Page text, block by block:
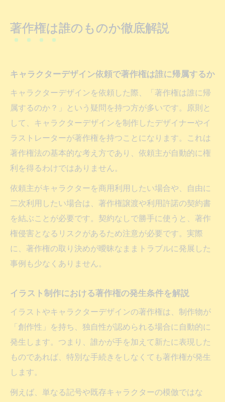
著作権は誰のものか徹底解説
キャラクターデザイン依頼で著作権は誰に帰属するか
キャラクターデザインを依頼した際、「著作権は誰に帰
属するのか？」という疑問を持つ方が多いです。原則と
して、キャラクターデザインを制作したデザイナーやイ
ラストレーターが著作権を持つことになります。これは
著作権法の基本的な考え方であり、依頼主が自動的に権
利を得るわけではありません。
依頼主がキャラクターを商用利用したい場合や、自由に
二次利用したい場合は、著作権譲渡や利用許諾の契約書
を結ぶことが必要です。契約なしで勝手に使うと、著作
権侵害となるリスクがあるため注意が必要です。実際
に、著作権の取り決めが曖昧なままトラブルに発展した
事例も少なくありません。
イラスト制作における著作権の発生条件を解説
イラストやキャラクターデザインの著作権は、制作物が
「創作性」を持ち、独自性が認められる場合に自動的に
発生します。つまり、誰かが手を加えて新たに表現した
ものであれば、特別な手続きをしなくても著作権が発生
します。
例えば、単なる記号や既存キャラクターの模倣ではな